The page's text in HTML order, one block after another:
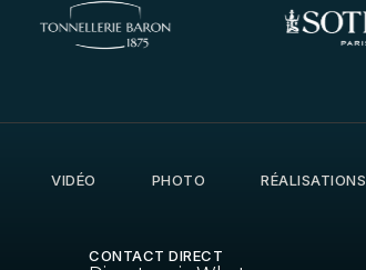
VIDÉO PHOTO RÉALISATIONS
CONTACT DIRECT